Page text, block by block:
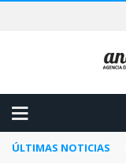
ÚLTIMAS NOTICIAS